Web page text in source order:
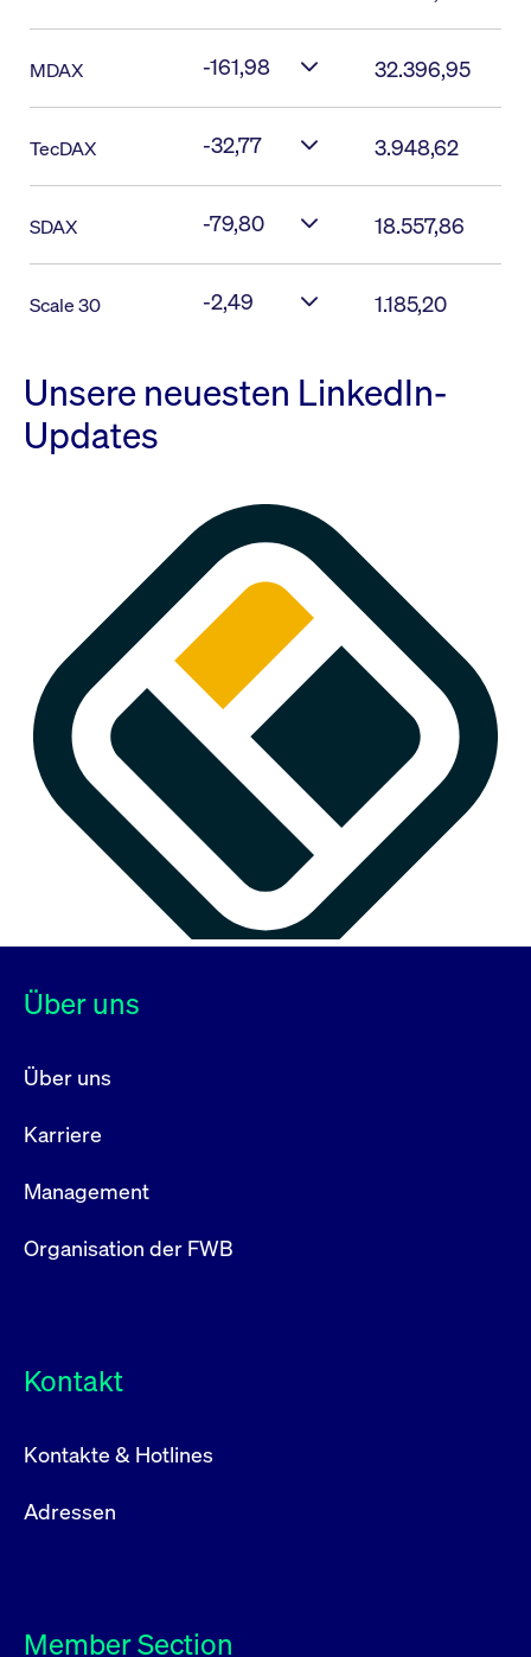
MDAX -161,98 32.396,95
TecDAX -32,77 3.948,62
SDAX -79,80 18.557,86
Scale 30 -2,49 1.185,20
Unsere neuesten LinkedIn-
Updates
Über uns
Über uns
Karriere
Management
Organisation der FWB
Kontakt
Kontakte & Hotlines
Adressen
Member Section